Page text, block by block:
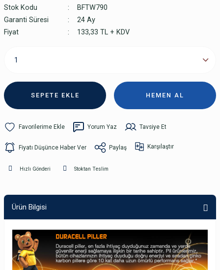
Stok Kodu
BFTW790
Garanti Süresi
24 Ay
Fiyat
133,33 TL + KDV
SEPETE EKLE HEMEN AL
Yorum Yaz Tavsiye Et
Fiyatı Düşünce Haber Ver Paylaş Karşılaştır
Hızlı Gönderi Stoktan Teslim
Ürün Bilgisi